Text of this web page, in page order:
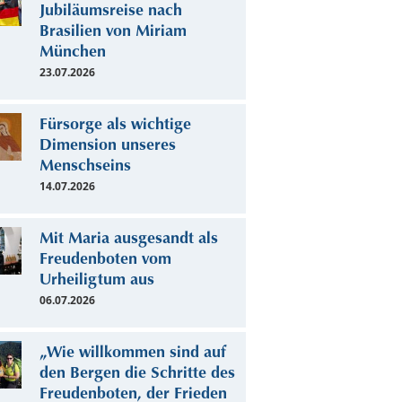
Jubiläumsreise nach
Brasilien von Miriam
München
23.07.2026
Fürsorge als wichtige
Dimension unseres
Menschseins
14.07.2026
Mit Maria ausgesandt als
Freudenboten vom
Urheiligtum aus
06.07.2026
„Wie willkommen sind auf
den Bergen die Schritte des
Freudenboten, der Frieden